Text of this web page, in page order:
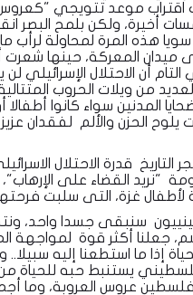
اقتراب موعد تتويجي
أخيرة، ولكن بلمح
سويا هذه المرة لمحاولة
ميدان المعركة، حينها
التام أن الاحتلال
من ويلات الحروب
المدنين سواء كانوا
يلوح الحزن والألم لفقدان
التاريخ قدرة الاحتلال
"نريد القضاء على
لأطفال غزة، التى سلبت
سنبقى جسدا واحد،
جعلنا أكثر قوة لمواجهة
إذا ما استطعنا إليه
يستنبط حبه للحياة
عروس العروبة، وما